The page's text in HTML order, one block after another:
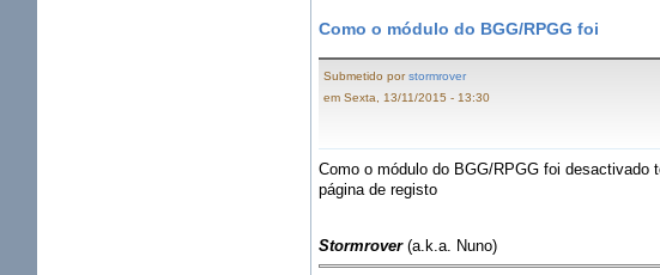
Como o módulo do BGG/RPGG foi
Submetido porstormrover
em Sexta, 13/11/2015 - 13:30
Como o módulo do BGG/RPGG foi
página de registo
Stormrover(a.k.a. Nuno)